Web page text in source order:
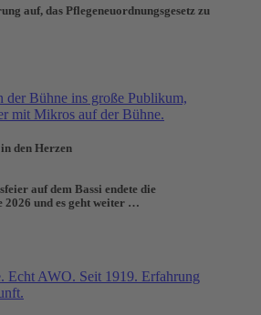
auf, das Pflegeneuordnungsgesetz zu
den Herzen
auf dem Bassi endete die
2026 und es geht weiter …